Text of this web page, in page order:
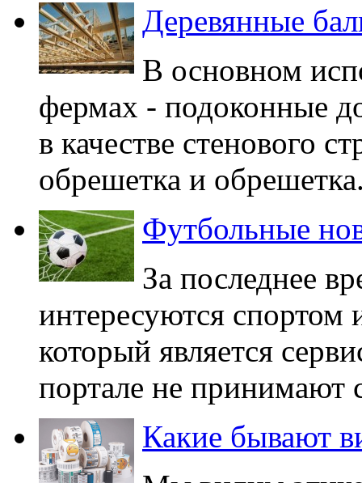
Деревянные
В основном
фермах - подоконные
в качестве стенового
обрешетка и
Футбольные
За последнее
интересуются спортом
который является
портале не принимают
Какие бывают